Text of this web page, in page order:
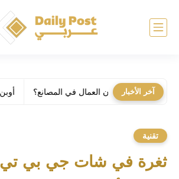
آخر الأخبار أوبن إيه آي تطلق
تقنية
ثغرة في شات جي بي